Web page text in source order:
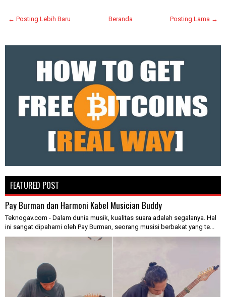
← Posting Lebih Baru Posting Lama →
Beranda
FEATURED POST
Pay Burman dan Harmoni Kabel Musician Buddy
Teknogav.com - Dalam dunia musik, kualitas suara adalah segalanya. Hal
ini sangat dipahami oleh Pay Burman, seorang musisi berbakat yang te...